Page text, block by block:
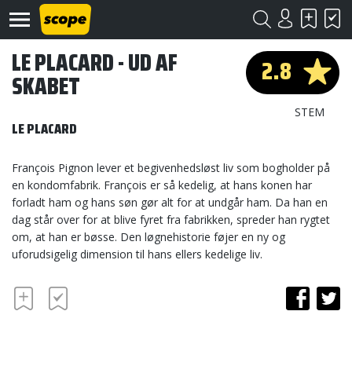
Om
Scope
Kontakt
©
2.8
STEM
LE PLACARD - UD AF
SKABET
LE PLACARD
François Pignon lever et begivenhedsløst liv som bogholder på
en kondomfabrik. François er så kedelig, at hans konen har
forladt ham og hans søn gør alt for at undgår ham. Da han en
dag står over for at blive fyret fra fabrikken, spreder han rygtet
om, at han er bøsse. Den løgnehistorie føjer en ny og
uforudsigelig dimension til hans ellers kedelige liv.